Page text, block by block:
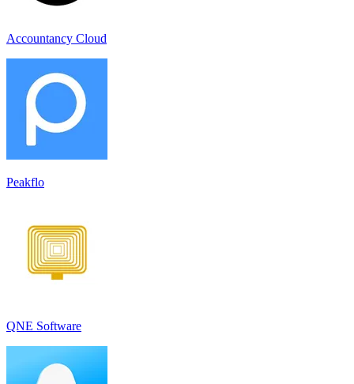
Accountancy Cloud
Peakflo
QNE Software